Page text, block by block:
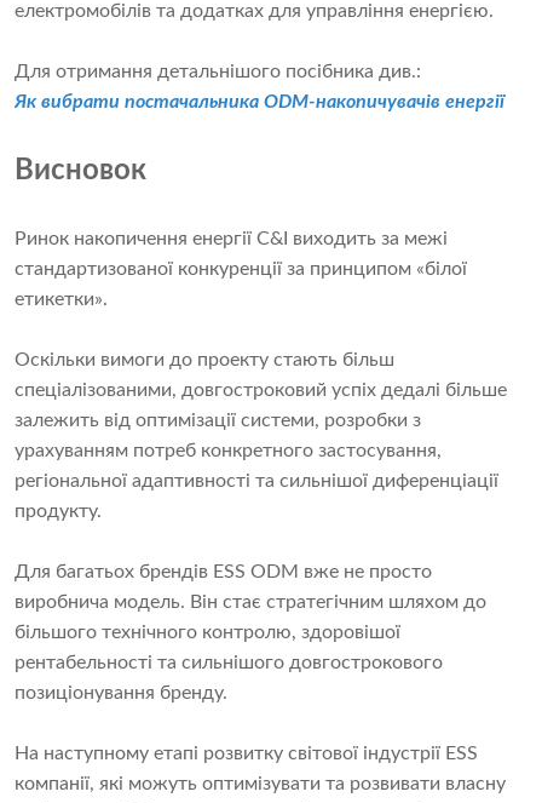
електромобілів та додатках для управління енергією.
Для отримання детальнішого посібника див.:
Як вибрати постачальника ODM-накопичувачів енергії
Висновок
Ринок накопичення енергії C&I виходить за межі
стандартизованої конкуренції за принципом «білої
етикетки».
Оскільки вимоги до проекту стають більш
спеціалізованими, довгостроковий успіх дедалі більше
залежить від оптимізації системи, розробки з
урахуванням потреб конкретного застосування,
регіональної адаптивності та сильнішої диференціації
продукту.
Для багатьох брендів ESS ODM вже не просто
виробнича модель. Він стає стратегічним шляхом до
більшого технічного контролю, здоровішої
рентабельності та сильнішого довгострокового
позиціонування бренду.
На наступному етапі розвитку світової індустрії ESS
компанії, які можуть оптимізувати та розвивати власну